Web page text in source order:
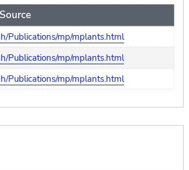
Source
Publications/mp/mplants.html
Publications/mp/mplants.html
Publications/mp/mplants.html